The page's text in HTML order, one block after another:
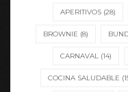
APERITIVOS (28)
BROWNIE (8)
CARNAVAL (14)
COCINA SALUDABLE